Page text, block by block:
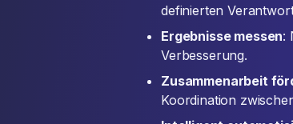
definierten
Ergebnisse messen:
Verbesserung.
Zusammenarbeit
Koordination